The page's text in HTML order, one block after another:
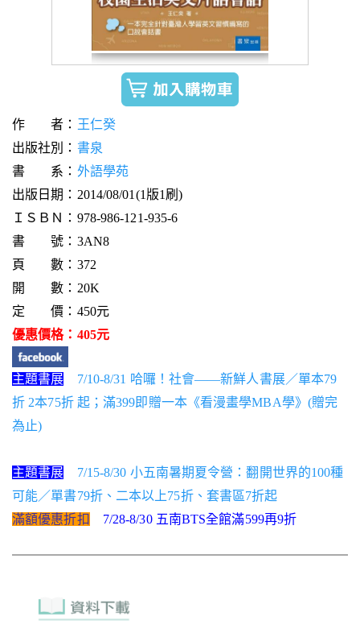
作 者： 王仁癸
出版社別： 書泉
書 系： 外語學苑
出版日期：2014/08/01(1版1刷)
ＩＳＢＮ：978-986-121-935-6
書 號：3AN8
頁 數：372
開 數：20K
定 價：450元
優惠價格：405元
主題書展
7/10-8/31 哈囉！社會——新鮮人書展／單本79
折 2本75折 起；滿399即贈一本《看漫畫學MBA學》(贈完
為止)
主題書展
7/15-8/30 小五南暑期夏令營：翻開世界的100種
可能／單書79折、二本以上75折、套書區7折起
滿額優惠折扣
7/28-8/30 五南BTS全館滿599再9折